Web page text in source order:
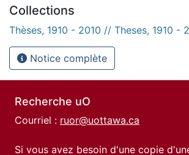
Collections
Thèses, 1910 - 2010 // Theses, 1910 -
Notice complète
Recherche uO
Courriel : ruor@uottawa.ca
Si vous avez besoin d'une copie